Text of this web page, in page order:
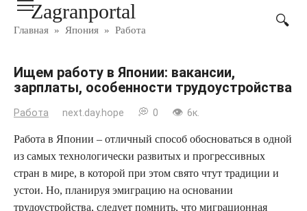
ПерейтиZagranportal
Главная » Япония » Работа
Ищем работу в Японии: вакансии,
зарплаты, особенности трудоустройства
Работа next.day.hope 0 6к.
Работа в Японии – отличный способ обосноваться в одной
из самых технологически развитых и прогрессивных
стран в мире, в которой при этом свято чтут традиции и
устои. Но, планируя эмиграцию на основании
трудоустройства, следует помнить, что миграционная